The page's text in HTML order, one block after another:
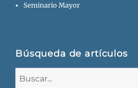
Seminario Mayor
Búsqueda de artículos